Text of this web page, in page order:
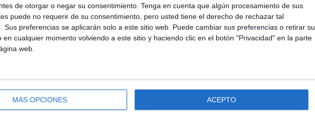
de otorgar o negar su consentimiento. Tenga en cuenta que algún procesamiento de sus
puede no requerir de su consentimiento, pero usted tiene el derecho de rechazar tal
Sus preferencias se aplicarán solo a este sitio web. Puede cambiar sus preferencias o retirar su
en cualquier momento volviendo a este sitio y haciendo clic en el botón "Privacidad" en la parte
web.
MÁS OPCIONES ACEPTO